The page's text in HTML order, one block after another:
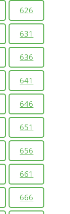
626
631
636
641
646
651
656
661
666